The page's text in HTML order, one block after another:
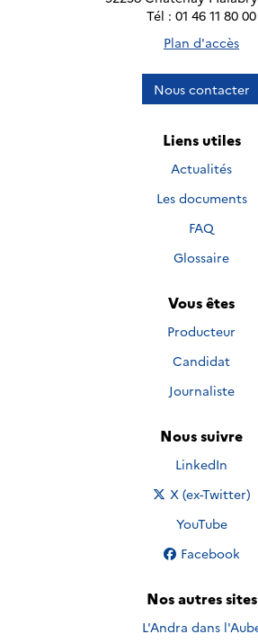
Tél : 01 46 11 80 00
Plan d'accès
Nous contacter
Liens utiles
Actualités
Les documents
FAQ
Glossaire
Vous êtes
Producteur
Candidat
Journaliste
Nous suivre
Nous suivre sur
LinkedIn
Nous suivre sur
X (ex-Twitter)
Nous suivre sur
YouTube
Nous suivre sur
Facebook
Nos autres sites
L'Andra dans